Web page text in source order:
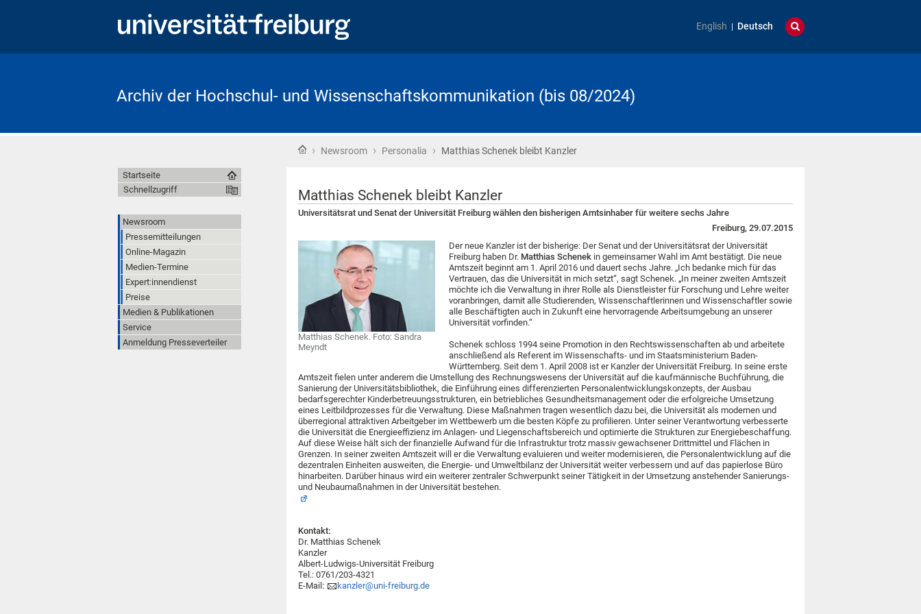
English Deutsch
Archiv der Hochschul- und Wissenschaftskommunikation (bis 08/2024)
Startseite
› Newsroom › Personalia › Matthias Schenek bleibt Kanzler
Matthias Schenek bleibt Kanzler
Universitätsrat und Senat der Universität Freiburg wählen den bisherigen Amtsinhaber für weitere sechs Jahre
Freiburg, 29.07.2015
Matthias Schenek. Foto: Sandra
Meyndt
Der neue Kanzler ist der bisherige: Der Senat und der Universitätsrat der Universität
Freiburg haben Dr. Matthias Schenek in gemeinsamer Wahl im Amt bestätigt. Die neue
Amtszeit beginnt am 1. April 2016 und dauert sechs Jahre. „Ich bedanke mich für das
Vertrauen, das die Universität in mich setzt“, sagt Schenek. „In meiner zweiten Amtszeit
möchte ich die Verwaltung in ihrer Rolle als Dienstleister für Forschung und Lehre weiter
voranbringen, damit alle Studierenden, Wissenschaftlerinnen und Wissenschaftler sowie
alle Beschäftigten auch in Zukunft eine hervorragende Arbeitsumgebung an unserer
Universität vorfinden.“
Schenek schloss 1994 seine Promotion in den Rechtswissenschaften ab und arbeitete
anschließend als Referent im Wissenschafts- und im Staatsministerium Baden-
Württemberg. Seit dem 1. April 2008 ist er Kanzler der Universität Freiburg. In seine erste
Amtszeit fielen unter anderem die Umstellung des Rechnungswesens der Universität auf die kaufmännische Buchführung, die
Sanierung der Universitätsbibliothek, die Einführung eines differenzierten Personalentwicklungskonzepts, der Ausbau
bedarfsgerechter Kinderbetreuungsstrukturen, ein betriebliches Gesundheitsmanagement oder die erfolgreiche Umsetzung
eines Leitbildprozesses für die Verwaltung. Diese Maßnahmen tragen wesentlich dazu bei, die Universität als modernen und
überregional attraktiven Arbeitgeber im Wettbewerb um die besten Köpfe zu profilieren. Unter seiner Verantwortung verbesserte
die Universität die Energieeffizienz im Anlagen- und Liegenschaftsbereich und optimierte die Strukturen zur Energiebeschaffung.
Auf diese Weise hält sich der finanzielle Aufwand für die Infrastruktur trotz massiv gewachsener Drittmittel und Flächen in
Grenzen. In seiner zweiten Amtszeit will er die Verwaltung evaluieren und weiter modernisieren, die Personalentwicklung auf die
dezentralen Einheiten ausweiten, die Energie- und Umweltbilanz der Universität weiter verbessern und auf das papierlose Büro
hinarbeiten. Darüber hinaus wird ein weiterer zentraler Schwerpunkt seiner Tätigkeit in der Umsetzung anstehender Sanierungs-
und Neubaumaßnahmen in der Universität bestehen.
Kontakt:
Dr. Matthias Schenek
Kanzler
Albert-Ludwigs-Universität Freiburg
Tel.: 0761/203-4321
E-Mail:
kanzler@uni-freiburg.de
Startseite
Schnellzugriff
Newsroom
Pressemitteilungen
Online-Magazin
Medien-Termine
Expert:innendienst
Preise
Medien & Publikationen
Service
Anmeldung Presseverteiler